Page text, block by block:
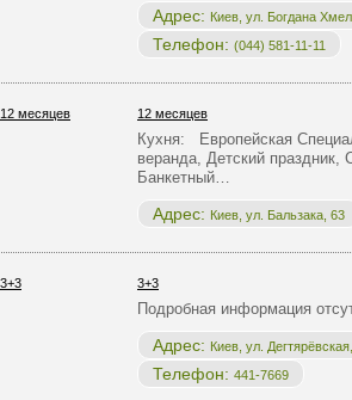
Адрес: Киев, ул. Богдана
Телефон: (044) 581-11-11
12 месяцев
Кухня: Европейская
веранда, Детский праздник,
Банкетный…
Адрес: Киев, ул. Бальзака, 63
3+3
Подробная информация
Адрес: Киев, ул.
Телефон: 441-7669